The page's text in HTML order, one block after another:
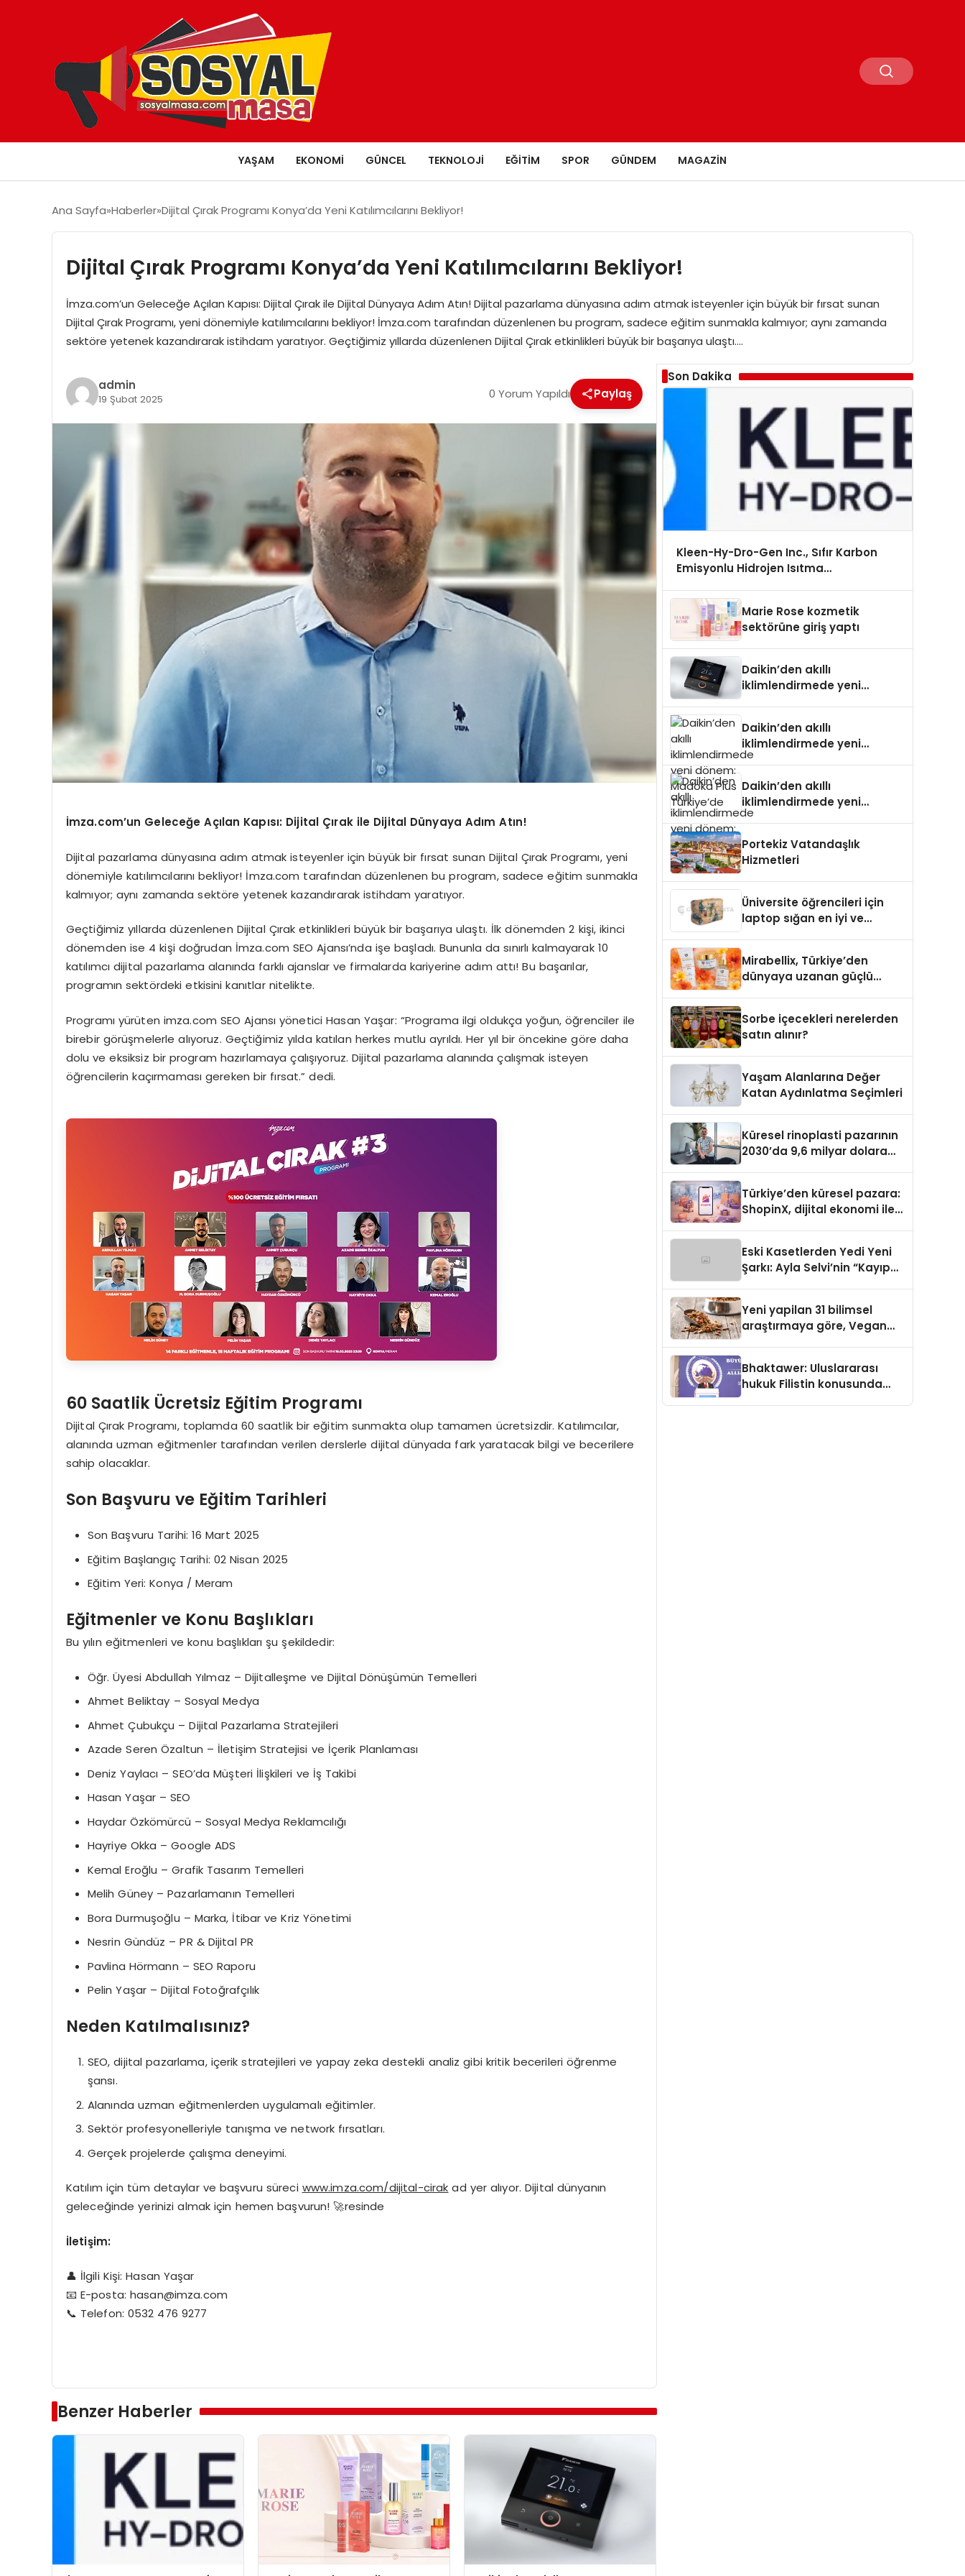
YAŞAM EKONOMI GÜNCEL TEKNOLOJI EĞITIM SPOR GÜNDEM MAGAZIN
Ana Sayfa Haberler Dijital Çırak Programı Konya’da Yeni Katılımcılarını Bekliyor!
Dijital Çırak Programı Konya’da Yeni Katılımcılarını Bekliyor!
İmza.com’un Geleceğe Açılan Kapısı: Dijital Çırak ile Dijital Dünyaya Adım Atın! Dijital pazarlama dünyasına adım atmak isteyenler için büyük bir fırsat sunan
Dijital Çırak Programı, yeni dönemiyle katılımcılarını bekliyor! İmza.com tarafından düzenlenen bu program, sadece eğitim sunmakla kalmıyor; aynı zamanda
sektöre yetenek kazandırarak istihdam yaratıyor. Geçtiğimiz yıllarda düzenlenen Dijital Çırak etkinlikleri büyük bir başarıya ulaştı….
admin
19 Şubat 2025 0 Yorum Yapıldı Paylaş
İmza.com’un Geleceğe Açılan Kapısı: Dijital Çırak ile Dijital Dünyaya Adım Atın!
Dijital pazarlama dünyasına adım atmak isteyenler için büyük bir fırsat sunan Dijital Çırak Programı, yeni
dönemiyle katılımcılarını bekliyor! İmza.com tarafından düzenlenen bu program, sadece eğitim sunmakla
kalmıyor; aynı zamanda sektöre yetenek kazandırarak istihdam yaratıyor.
Geçtiğimiz yıllarda düzenlenen Dijital Çırak etkinlikleri büyük bir başarıya ulaştı. İlk dönemden 2 kişi, ikinci
dönemden ise 4 kişi doğrudan İmza.com SEO Ajansı’nda işe başladı. Bununla da sınırlı kalmayarak 10
katılımcı dijital pazarlama alanında farklı ajanslar ve firmalarda kariyerine adım attı! Bu başarılar,
programın sektördeki etkisini kanıtlar nitelikte.
Programı yürüten imza.com SEO Ajansı yönetici Hasan Yaşar: “Programa ilgi oldukça yoğun, öğrenciler ile
birebir görüşmelerle alıyoruz. Geçtiğimiz yılda katılan herkes mutlu ayrıldı. Her yıl bir öncekine göre daha
dolu ve eksiksiz bir program hazırlamaya çalışıyoruz. Dijital pazarlama alanında çalışmak isteyen
öğrencilerin kaçırmaması gereken bir fırsat.” dedi.
60 Saatlik Ücretsiz Eğitim Programı
Dijital Çırak Programı, toplamda 60 saatlik bir eğitim sunmakta olup tamamen ücretsizdir. Katılımcılar,
alanında uzman eğitmenler tarafından verilen derslerle dijital dünyada fark yaratacak bilgi ve becerilere
sahip olacaklar.
Son Başvuru ve Eğitim Tarihleri
Son Başvuru Tarihi: 16 Mart 2025
Eğitim Başlangıç Tarihi: 02 Nisan 2025
Eğitim Yeri: Konya / Meram
Eğitmenler ve Konu Başlıkları
Bu yılın eğitmenleri ve konu başlıkları şu şekildedir:
Öğr. Üyesi Abdullah Yılmaz – Dijitalleşme ve Dijital Dönüşümün Temelleri
Ahmet Beliktay – Sosyal Medya
Ahmet Çubukçu – Dijital Pazarlama Stratejileri
Azade Seren Özaltun – İletişim Stratejisi ve İçerik Planlaması
Deniz Yaylacı – SEO’da Müşteri İlişkileri ve İş Takibi
Hasan Yaşar – SEO
Haydar Özkömürcü – Sosyal Medya Reklamcılığı
Hayriye Okka – Google ADS
Kemal Eroğlu – Grafik Tasarım Temelleri
Melih Güney – Pazarlamanın Temelleri
Bora Durmuşoğlu – Marka, İtibar ve Kriz Yönetimi
Nesrin Gündüz – PR & Dijital PR
Pavlina Hörmann – SEO Raporu
Pelin Yaşar – Dijital Fotoğrafçılık
Neden Katılmalısınız?
SEO, dijital pazarlama, içerik stratejileri ve yapay zeka destekli analiz gibi kritik becerileri öğrenme
şansı.
Alanında uzman eğitmenlerden uygulamalı eğitimler.
Sektör profesyonelleriyle tanışma ve network fırsatları.
Gerçek projelerde çalışma deneyimi.
Katılım için tüm detaylar ve başvuru süreci www.imza.com/dijital-cirak ad yer alıyor. Dijital dünyanın
geleceğinde yerinizi almak için hemen başvurun! 🚀resinde
İletişim:
👤 İlgili Kişi: Hasan Yaşar
📧 E-posta: hasan@imza.com
📞 Telefon: 0532 476 9277
Benzer Haberler
Son Dakika
Kleen-Hy-Dro-Gen Inc., Sıfır Karbon
Emisyonlu Hidrojen Isıtma
Onaylarını Aldı
Marie Rose kozmetik
sektörüne giriş yaptı
Daikin’den akıllı
iklimlendirmede yeni
Daikin’den akıllı
iklimlendirmede yeni
dönem: Madoka Plus
Daikin’den akıllı
iklimlendirmede yeni
dönem: Madoka Plus
Portekiz Vatandaşlık
Hizmetleri
Üniversite öğrencileri için
laptop sığan en iyi ve
Mirabellix, Türkiye’den
dünyaya uzanan güçlü
Sorbe içecekleri nerelerden
satın alınır?
Yaşam Alanlarına Değer
Katan Aydınlatma Seçimleri
Küresel rinoplasti pazarının
2030’da 9,6 milyar dolara
Türkiye’den küresel pazara:
ShopinX, dijital ekonomi ile
Eski Kasetlerden Yedi Yeni
Şarkı: Ayla Selvi’nin “Kayıp
Yeni yapilan 31 bilimsel
araştırmaya göre, Vegan
Sindirildiğini Ortaya Koydu
Bhaktawer: Uluslararası
hukuk Filistin konusunda